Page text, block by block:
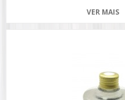
VER MAIS